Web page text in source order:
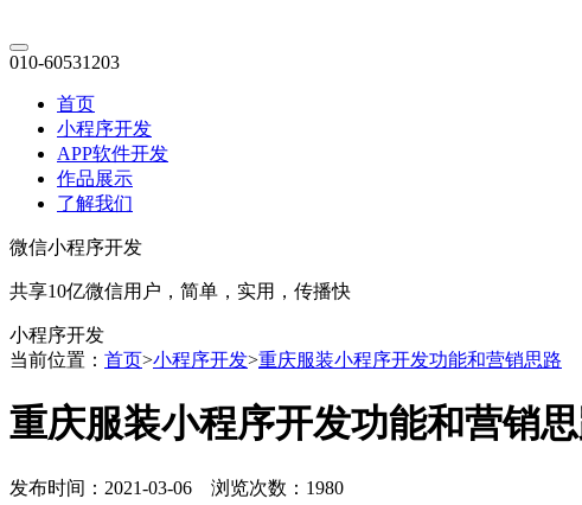
010-60531203
首页
小程序开发
APP软件开发
作品展示
了解我们
微信小程序开发
共享10亿微信用户，简单，实用，传播快
小程序开发
当前位置： 首页>小程序开发>重庆服装小程序开发功能和营销思路
重庆服装小程序开发功能和营销
发布时间：2021-03-06 浏览次数：1980